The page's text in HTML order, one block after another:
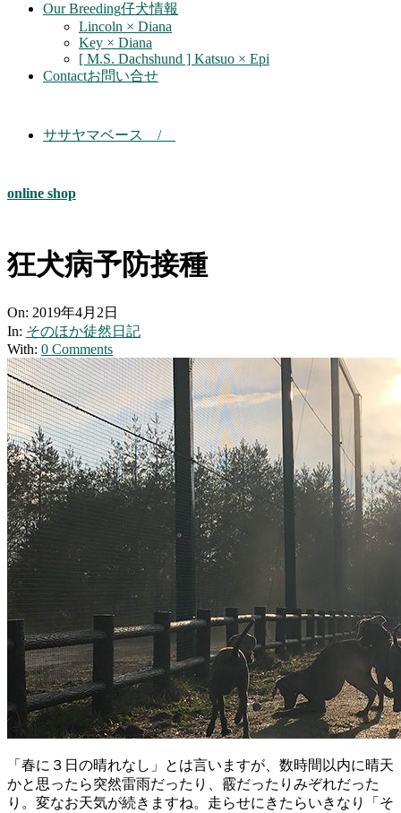
Our Breeding仔犬情報
Lincoln × Diana
Key × Diana
[ M.S. Dachshund ] Katsuo × Epi
Contactお問い合せ
ササヤマベース /
online shop
狂犬病予防接種
On: 2019年4月2日
In: そのほか徒然日記
With: 0 Comments
「春に３日の晴れなし」とは言いますが、数時間以内に晴天
かと思ったら突然雷雨だったり、霰だったりみぞれだった
り。変なお天気が続きますね。走らせにきたらいきなり「そ